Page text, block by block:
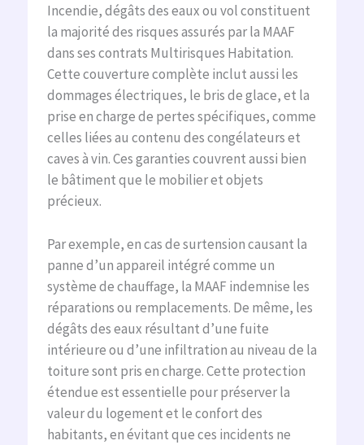
Incendie, dégâts des eaux ou vol constituent
la majorité des risques assurés par la MAAF
dans ses contrats Multirisques Habitation.
Cette couverture complète inclut aussi les
dommages électriques, le bris de glace, et la
prise en charge de pertes spécifiques, comme
celles liées au contenu des congélateurs et
caves à vin. Ces garanties couvrent aussi bien
le bâtiment que le mobilier et objets
précieux.
Par exemple, en cas de surtension causant la
panne d’un appareil intégré comme un
système de chauffage, la MAAF indemnise les
réparations ou remplacements. De même, les
dégâts des eaux résultant d’une fuite
intérieure ou d’une infiltration au niveau de la
toiture sont pris en charge. Cette protection
étendue est essentielle pour préserver la
valeur du logement et le confort des
habitants, en évitant que ces incidents ne